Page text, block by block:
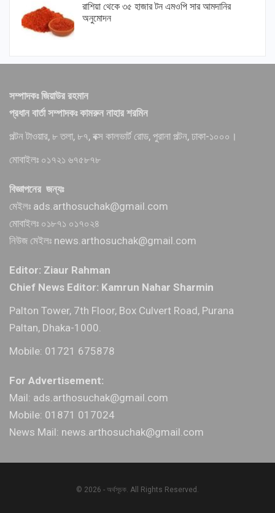
রাশিয়া থেকে ৩৫ হাজার টন এমওপি সার আমদানির
অনুমোদন
সম্পাদকঃ জিয়াউর রহমান
প্রধান বার্তা সম্পাদকঃ কামরুন নাহার শরমিন
পল্টন টাওয়ার, ৮ তলা, ৮৭, বক্স কালভার্ট রোড, পুরানা পল্টন, ঢাকা-১০০০।
মোবাইলঃ ০১৭২১ ৬৭৫৮৭৮
বিজ্ঞাপনের জন্যঃ
মেইলঃ ads.arthosuchak@gmail.com
মোবাইলঃ ০১৮৭১ ০১৭০২৪
নিউজ মেইলঃ news.arthosuchak@gmail.com
Editor: Ziaur Rahman
Chief News Editor: Kamrun Nahar Sharmin
Palton Tower, 7th Floor, Box Culvert Road, Purana
Paltan, Dhaka-1000.
Mobile: 01721 675878
For Advertisement:
Mail: ads.arthosuchak@gmail.com
Mobile: 01871 017024
News Mail: news.arthosuchak@gmail.com
© 2026 - অর্থসূচক. All Rights Reserved.